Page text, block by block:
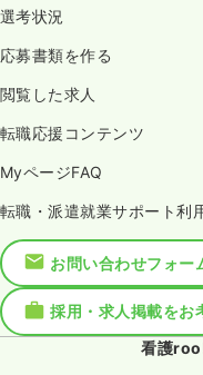
選考状況
応募書類を作る
閲覧した求人
転職応援コンテンツ
MyページFAQ
転職・派遣就業サポート利
お問い合わせフォー
採用・求人掲載をお
看護